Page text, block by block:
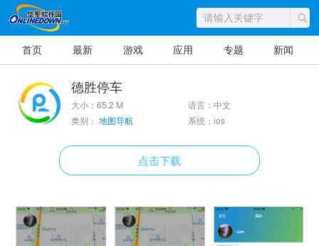
首页 最新 游戏 应用 专题 新闻
德胜停车
大小：65.2 M
语言：中文
类别： 地图导航 系统：ios
点击下载